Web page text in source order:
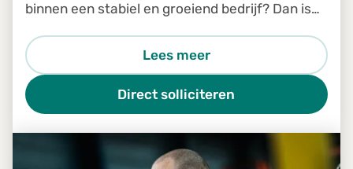
binnen een stabiel en groeiend bedrijf? Dan is
voor jou.
Lees meer
Direct solliciteren